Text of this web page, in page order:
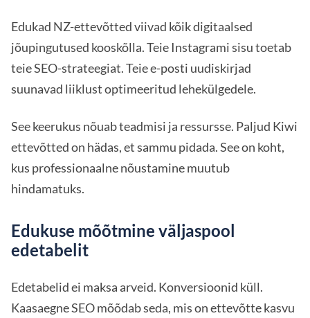
Edukad NZ-ettevõtted viivad kõik digitaalsed
jõupingutused kooskõlla. Teie Instagrami sisu toetab
teie SEO-strateegiat. Teie e-posti uudiskirjad
suunavad liiklust optimeeritud lehekülgedele.
See keerukus nõuab teadmisi ja ressursse. Paljud Kiwi
ettevõtted on hädas, et sammu pidada. See on koht,
kus professionaalne nõustamine muutub
hindamatuks.
Edukuse mõõtmine väljaspool
edetabelit
Edetabelid ei maksa arveid. Konversioonid küll.
Kaasaegne SEO mõõdab seda, mis on ettevõtte kasvu